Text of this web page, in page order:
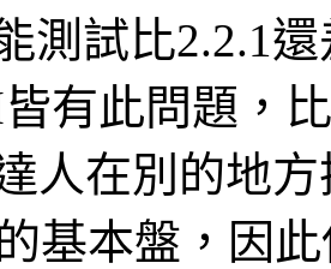
測試比2.2.1
有此問題，
人在別的地
基本盤，因